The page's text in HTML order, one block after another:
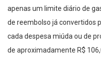
apenas um limite diário de
de reembolso já convertidos
cada despesa miúda ou de
de aproximadamente R$